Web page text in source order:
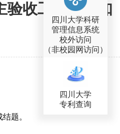
验收工作的通知
题。
四川大学科研
管理信息系统
校外访问
（非校园网访问）
四川大学
专利查询